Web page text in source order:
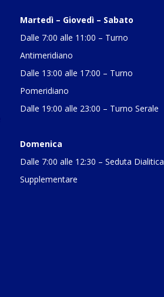
Martedì – Giovedì – Sabato
Dalle 7:00 alle 11:00 – Turno
Antimeridiano
Dalle 13:00 alle 17:00 – Turno
Pomeridiano
Dalle 19:00 alle 23:00 – Turno Serale
Domenica
Dalle 7:00 alle 12:30 – Seduta Dialitica
Supplementare